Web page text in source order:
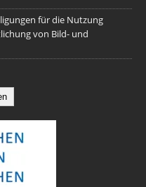
für die Nutzung
von Bild- und